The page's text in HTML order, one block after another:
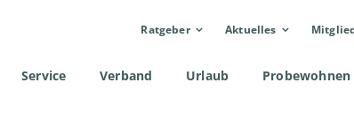
Ratgeber Aktuelles
Service Verband Urlaub Probewohnen